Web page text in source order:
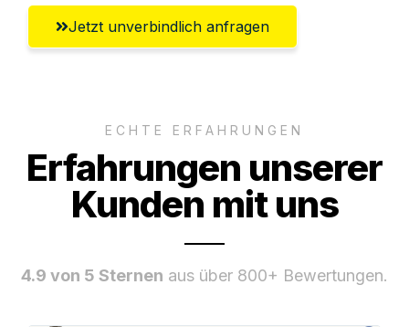
Jetzt unverbindlich anfragen
ECHTE ERFAHRUNGEN
Erfahrungen unserer
Kunden mit uns
4.9 von 5 Sternen aus über 800+ Bewertungen.